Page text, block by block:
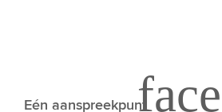
Eén aanspreekpunt